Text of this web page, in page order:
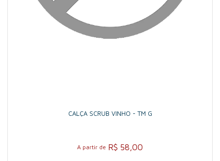
CALÇA SCRUB VINHO - TM G
A partir de R$ 58,00